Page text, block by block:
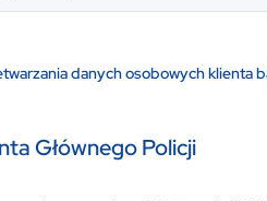
danych osobowych klienta
Głównego Policji